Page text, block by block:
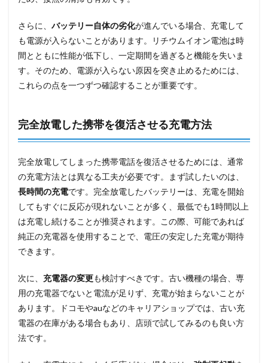
さらに、 バッテリー自体の劣化が進んでいる場合、充電して
も電源が入らないことがあります。リチウムイオン電池は時
間とともに性能が低下し、一定期間を過ぎると機能を失いま
す。そのため、電源が入らない原因を突き止めるためには、
これらの点を一つずつ確認することが重要です。
完全放電した携帯を復活させる充電方法
完全放電してしまった携帯電話を復活させるためには、通常
の充電方法とは異なる工夫が必要です。まず試したいのは、
長時間の充電です。完全放電したバッテリーは、充電を開始
してもすぐに反応が現れないことが多く、最低でも1時間以上
は充電し続けることが推奨されます。この際、可能であれば
純正の充電器を使用することで、電圧の安定した充電が期待
できます。
次に、 充電器の変更も検討すべきです。古い機種の場合、専
用の充電器でないと電流が足りず、充電が始まらないことが
あります。ドコモやauなどのキャリアショップでは、古い充
電器の在庫がある場合もあり、店頭で試してみるのも良い方
法です。